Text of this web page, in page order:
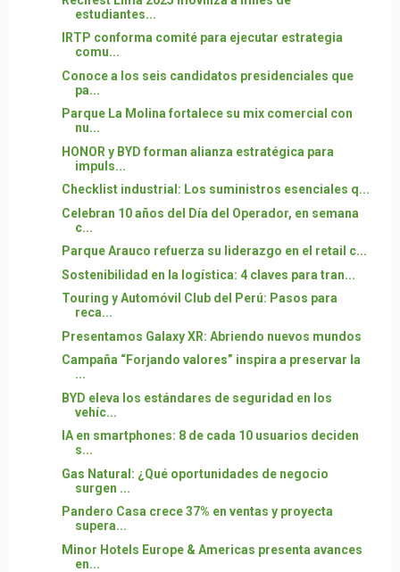
estudiantes...
IRTP conforma comité para ejecutar estrategia
comu...
Conoce a los seis candidatos presidenciales que
pa...
Parque La Molina fortalece su mix comercial con
nu...
HONOR y BYD forman alianza estratégica para
impuls...
Checklist industrial: Los suministros esenciales q...
Celebran 10 años del Día del Operador, en semana
c...
Parque Arauco refuerza su liderazgo en el retail c...
Sostenibilidad en la logística: 4 claves para tran...
Touring y Automóvil Club del Perú: Pasos para
reca...
Presentamos Galaxy XR: Abriendo nuevos mundos
Campaña “Forjando valores” inspira a preservar la
...
BYD eleva los estándares de seguridad en los
vehíc...
IA en smartphones: 8 de cada 10 usuarios deciden
s...
Gas Natural: ¿Qué oportunidades de negocio
surgen ...
Pandero Casa crece 37% en ventas y proyecta
supera...
Minor Hotels Europe & Americas presenta avances
en...